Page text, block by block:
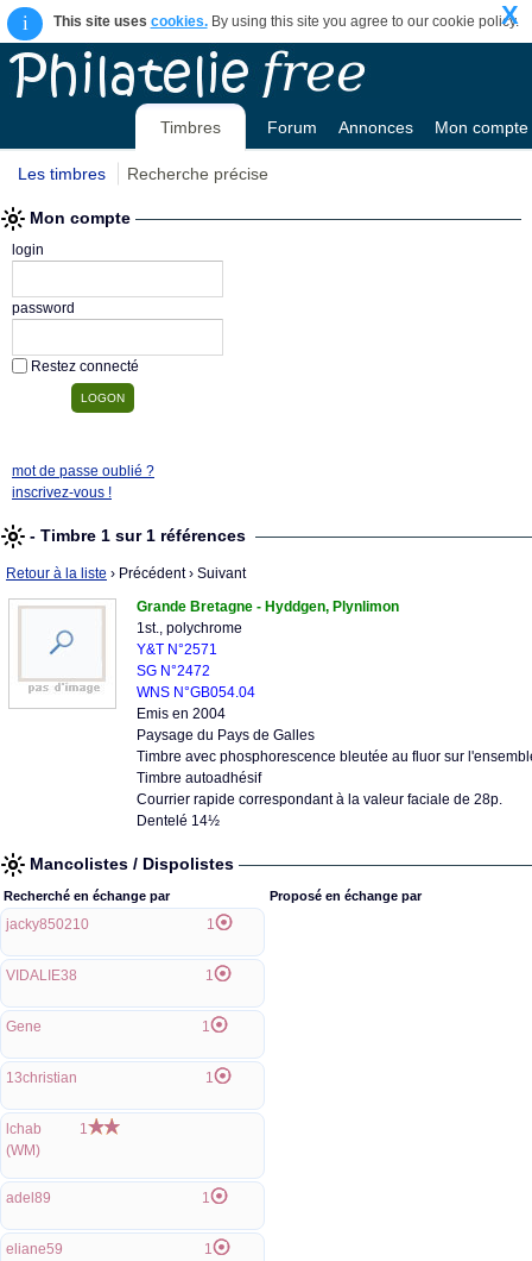
i This site uses cookies.By using this site you agree to our cookie policy.
X
Timbres Forum Annonces Mon compte
Les timbres Recherche précise
Mon compte
login
password
Restez connecté
mot de passe oublié ?
inscrivez-vous !
- Timbre 1 sur 1 références
Retour à la liste › Précédent› Suivant
Grande Bretagne - Hyddgen, Plynlimon
1st., polychrome
Y&T N°2571
SG N°2472
WNS N°GB054.04
Emis en 2004
Paysage du Pays de Galles
Timbre avec phosphorescence bleutée au fluor sur
Timbre autoadhésif
Courrier rapide correspondant à la valeur faciale de 28p.
Dentelé 14½
Mancolistes / Dispolistes
Recherché en échange par
jacky850210 1
VIDALIE38 1
Gene 1
13christian 1
lchab
(WM)
1
adel89 1
eliane59 1
Proposé en échange par